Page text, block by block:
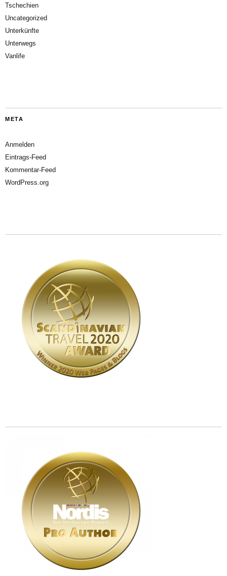
Tschechien
Uncategorized
Unterkünfte
Unterwegs
Vanlife
META
Anmelden
Eintrags-Feed
Kommentar-Feed
WordPress.org